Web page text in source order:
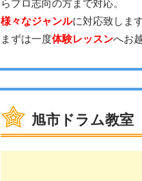
様々なジャンルに対応致します
まずは一度体験レッスンへお
旭市ドラム教